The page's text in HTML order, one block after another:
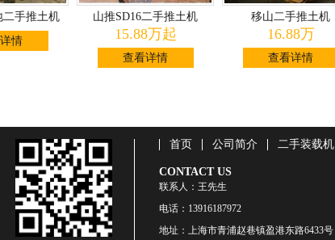
手推土机
山推SD16二手推土机
15.88万起
查看详情
移山二手推土机
16.88万
查看详情
首页 公司简介 二手装载机
CONTACT US
联系人：王先生
电话：13916187972
地址：上海市青浦赵巷镇盈港东路6433号